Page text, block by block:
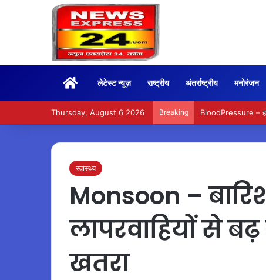
Homeलेटेस्ट न्यूज़ राष्ट्रीय अंतर्राष्ट्रीय मनोरंजन
Thursday, August 6 2026 Breaking BloodPressure –
स्वास्थ्य
Monsoon –
लापरवाहियों से
खतरा